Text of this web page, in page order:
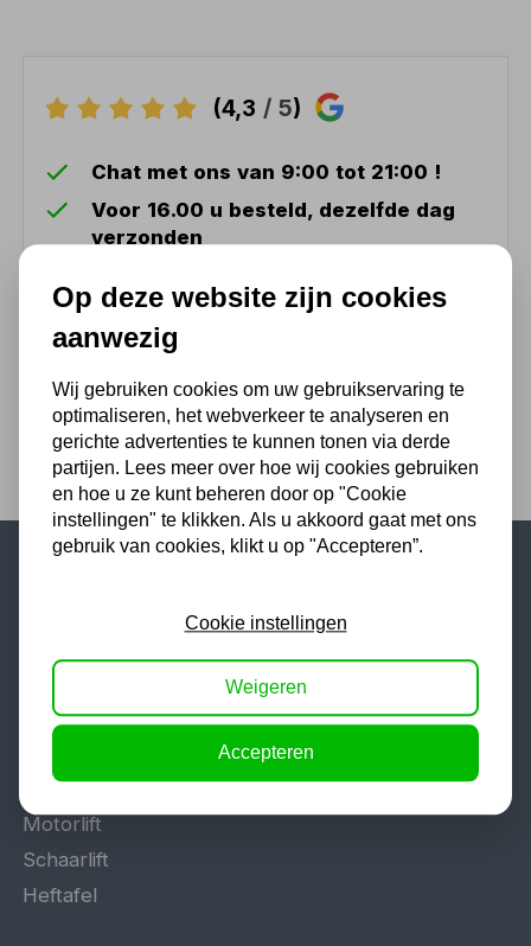
(4,3 / 5)
Chat met ons van 9:00 tot 21:00 !
Voor 16.00 u besteld, dezelfde dag
verzonden
548 51 75 75
1.500 m2 winkel in Rijssen !
Twents familiebedrijf sinds 1992 !
Tig lasapparaat
Hefbrug
Motorlift
Schaarlift
Heftafel
Op deze website zijn cookies
aanwezig
Wij gebruiken cookies om uw gebruikservaring te
optimaliseren, het webverkeer te analyseren en
gerichte advertenties te kunnen tonen via derde
partijen. Lees meer over hoe wij cookies gebruiken
en hoe u ze kunt beheren door op "Cookie
instellingen" te klikken. Als u akkoord gaat met ons
gebruik van cookies, klikt u op "Accepteren”.
Cookie instellingen
Weigeren
Accepteren